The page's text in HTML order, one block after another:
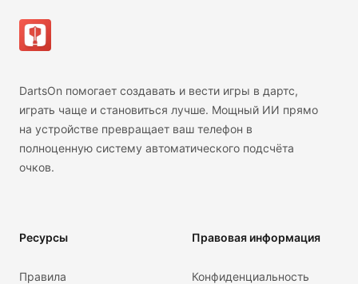
DartsOn помогает создавать и вести игры в дартс,
играть чаще и становиться лучше. Мощный ИИ прямо
на устройстве превращает ваш телефон в
полноценную систему автоматического подсчёта
очков.
Ресурсы
Правила
Правовая информация
Конфиденциальность